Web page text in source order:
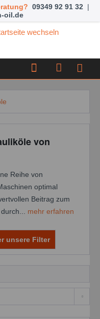
09349 92 91 32 |
oil.de
von
Reihe von
optimal
Beitrag zum
mehr erfahren
unsere Filter